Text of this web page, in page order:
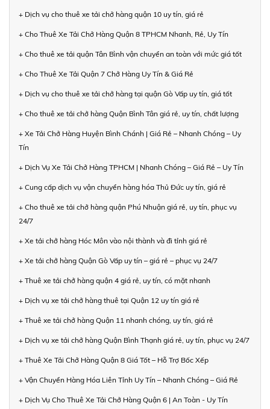
+ Dịch vụ cho thuê xe tải chở hàng quận 10 uy tín, giá rẻ
+ Cho Thuê Xe Tải Chở Hàng Quận 8 TPHCM Nhanh, Rẻ, Uy Tín
+ Cho thuê xe tải quận Tân Bình vận chuyển an toàn với mức giá tốt
+ Cho Thuê Xe Tải Quận 7 Chở Hàng Uy Tín & Giá Rẻ
+ Dịch vụ cho thuê xe tải chở hàng tại quận Gò Vấp uy tín, giá tốt
+ Cho thuê xe tải chở hàng Quận Bình Tân giá rẻ, uy tín, chất lượng
+ Xe Tải Chở Hàng Huyện Bình Chánh | Giá Rẻ – Nhanh Chóng – Uy
Tín
+ Dịch Vụ Xe Tải Chở Hàng TPHCM | Nhanh Chóng – Giá Rẻ – Uy Tín
+ Cung cấp dịch vụ vận chuyển hàng hóa Thủ Đức uy tín, giá rẻ
+ Cho thuê xe tải chở hàng quận Phú Nhuận giá rẻ, uy tín, phục vụ
24/7
+ Xe tải chở hàng Hóc Môn vào nội thành và đi tỉnh giá rẻ
+ Xe tải chở hàng Quận Gò Vấp uy tín – giá rẻ – phục vụ 24/7
+ Thuê xe tải chở hàng quận 4 giá rẻ, uy tín, có mặt nhanh
+ Dịch vụ xe tải chở hàng thuê tại Quận 12 uy tín giá rẻ
+ Thuê xe tải chở hàng Quận 11 nhanh chóng, uy tín, giá rẻ
+ Dịch vụ xe tải chở hàng Quận Bình Thạnh giá rẻ, uy tín, phục vụ 24/7
+ Thuê Xe Tải Chở Hàng Quận 8 Giá Tốt – Hỗ Trợ Bốc Xếp
+ Vận Chuyển Hàng Hóa Liên Tỉnh Uy Tín – Nhanh Chóng – Giá Rẻ
+ Dịch Vụ Cho Thuê Xe Tải Chở Hàng Quận 6 | An Toàn - Uy Tín